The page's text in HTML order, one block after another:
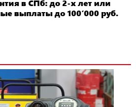
в СПб: до 2-х лет или
выплаты до 100’000 руб.